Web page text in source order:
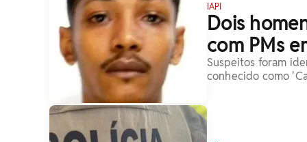
IAPI
Dois
com PMs
Suspeitos foram
conhecido como